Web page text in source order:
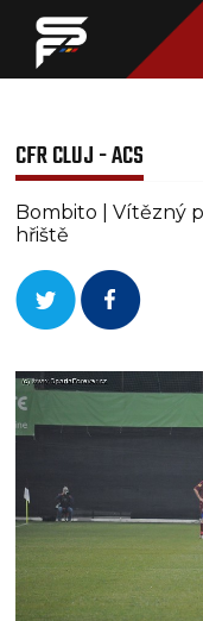
CFR CLUJ - ACS
Bombito | Vítězný
hřiště